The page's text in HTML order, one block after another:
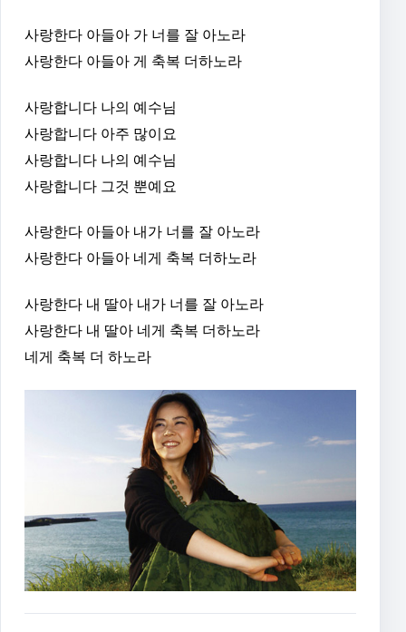
사랑한다 아들아 가 너를 잘 아노라
사랑한다 아들아 게 축복 더하노라
사랑합니다 나의 예수님
사랑합니다 아주 많이요
사랑합니다 나의 예수님
사랑합니다 그것 뿐예요
사랑한다 아들아 내가 너를 잘 아노라
사랑한다 아들아 네게 축복 더하노라
사랑한다 내 딸아 내가 너를 잘 아노라
사랑한다 내 딸아 네게 축복 더하노라
네게 축복 더 하노라